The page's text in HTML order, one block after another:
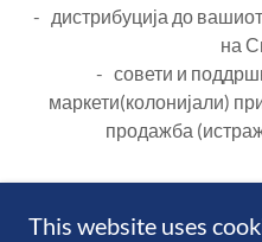
- дистрибуција до
на
- совети и
маркети(колонијали)
продажба
This website uses